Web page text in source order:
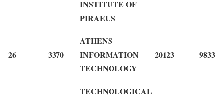
INSTITUTE OF
PIRAEUS
26 3370
ATHENS
INFORMATION
TECHNOLOGY
20123 9833
TECHNOLOGICAL